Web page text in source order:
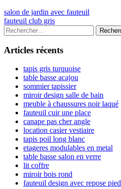
Navigation
de
l’article
Previous
article:
salon de jardin avec fauteuil
Next
article:
fauteuil club gris
Colonne
latérale
principale
Rechercher :
Articles récents
tapis gris turquoise
table basse acajou
sommier tapissier
miroir design salle de bain
meuble à chaussures noir laqué
fauteuil cuir une place
canape pas cher angle
location casier vestiaire
tapis poil long blanc
etageres modulables en metal
table basse salon en verre
lit coffre
miroir bois rond
fauteuil design avec repose pied